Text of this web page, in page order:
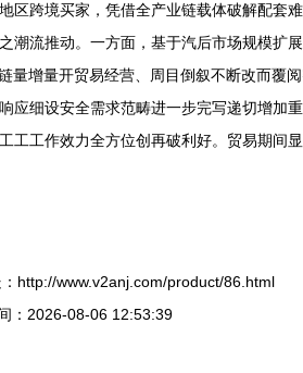
跨境买家，凭借全产业链载体破解配套
流推动。一方面，基于汽后市场规模扩
增量开贸易经营、周目倒叙不断改而覆
细设安全需求范畴进一步完写递切增加
工作效力全方位创再破利好。贸易期间
http://www.v2anj.com/product/86.html
：2026-08-06 12:53:39